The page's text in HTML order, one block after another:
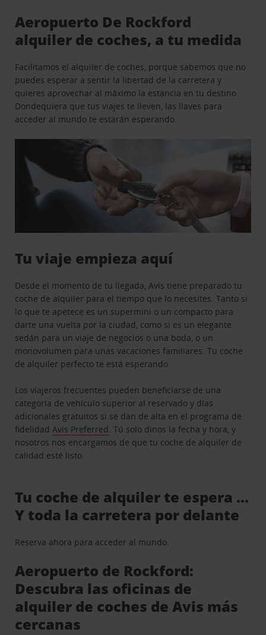
Aeropuerto De Rockford
alquiler de coches, a tu medida
Facilitamos el alquiler de coches, porque sabemos que no
puedes esperar a sentir la libertad de la carretera y
quieres aprovechar al máximo la estancia en tu destino.
Dondequiera que tus viajes te lleven, las llaves para
acceder al mundo te estarán esperando.
Tu viaje empieza aquí
Desde el momento de tu llegada, Avis tiene preparado tu
coche de alquiler para el tiempo que lo necesites. Tanto si
lo que te apetece es un supermini o un compacto para
darte una vuelta por la ciudad, como si es un elegante
sedán para un viaje de negocios o una boda, o un
monovolumen para unas vacaciones familiares. Tu coche
de alquiler perfecto te está esperando.
Los viajeros frecuentes pueden beneficiarse de una
categoría de vehículo superior al reservado y días
adicionales gratuitos si se dan de alta en el programa de
fidelidadAvis Preferred. Tú solo dinos la fecha y hora, y
nosotros nos encargamos de que tu coche de alquiler de
calidad esté listo.
Tu coche de alquiler te espera …
Y toda la carretera por delante
Reserva ahora para acceder al mundo.
Aeropuerto de Rockford:
Descubra las oficinas de
alquiler de coches de Avis más
cercanas